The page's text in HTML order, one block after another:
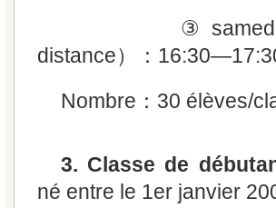
③ samedi ：
distance）：
Nombre：30
3. Classe de
né entre le 1er janvier